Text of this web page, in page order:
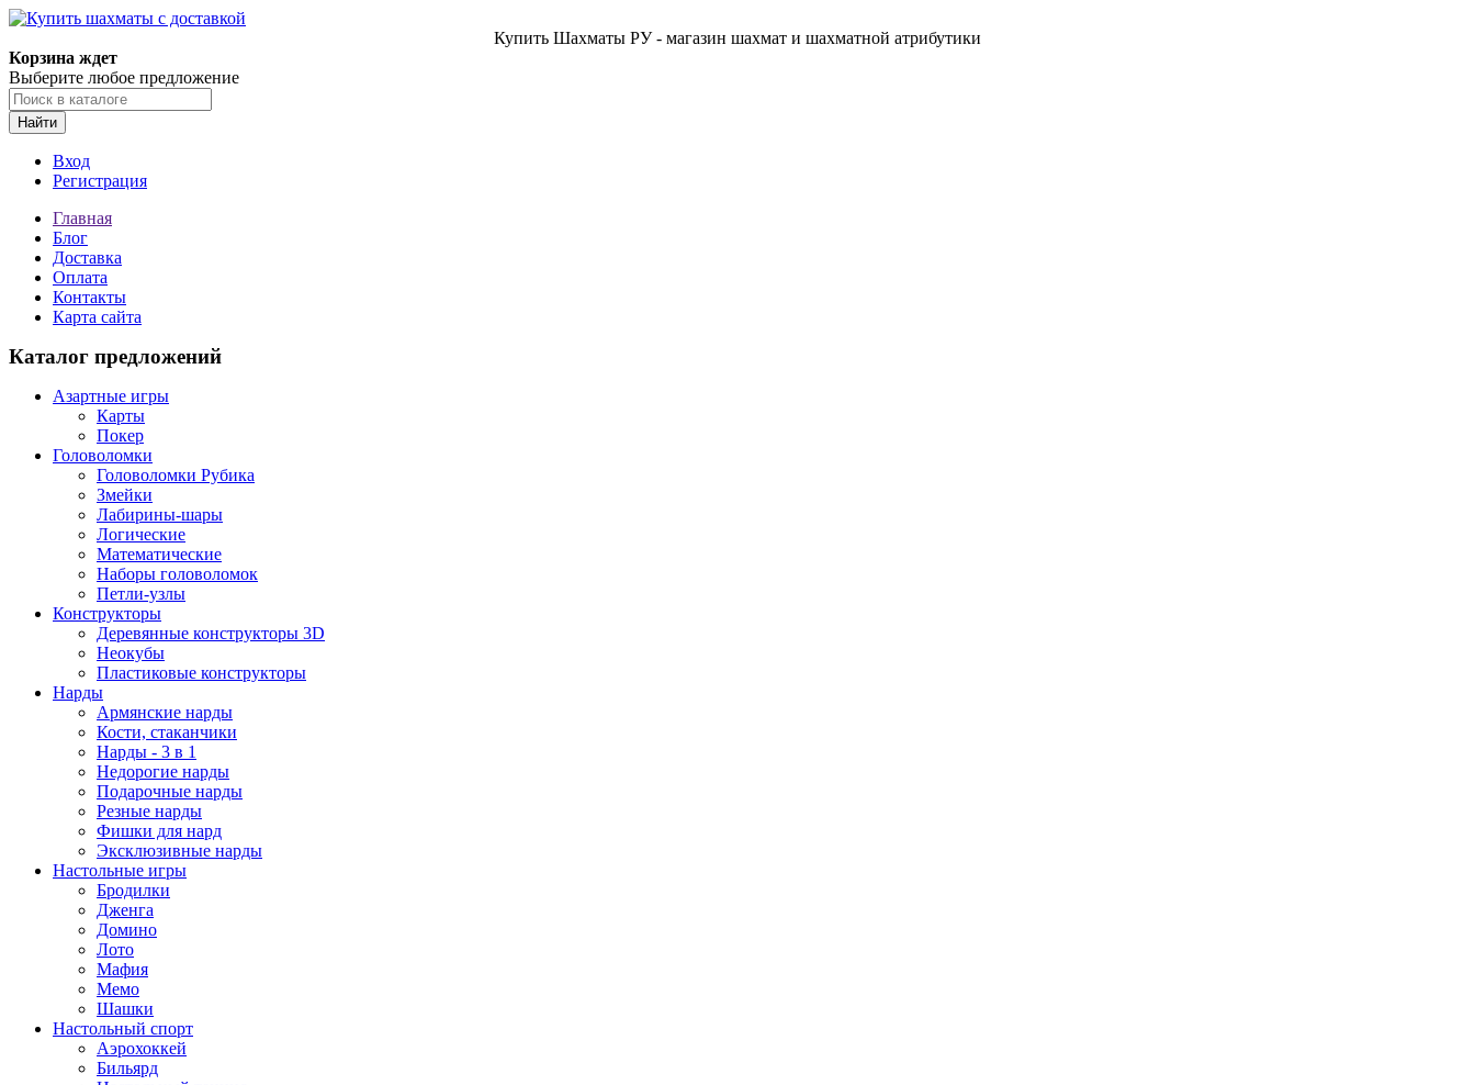
Купить Шахматы РУ - магазин шахмат и шахматной атрибутики
Корзина ждет
Выберите любое предложение
Найти
Вход
Регистрация
Главная
Блог
Доставка
Оплата
Контакты
Карта сайта
Каталог предложений
Азартные игры
Карты
Покер
Головоломки
Головоломки Рубика
Змейки
Лабирины-шары
Логические
Математические
Наборы головоломок
Петли-узлы
Конструкторы
Деревянные конструкторы 3D
Неокубы
Пластиковые конструкторы
Нарды
Армянские нарды
Кости, стаканчики
Нарды - 3 в 1
Недорогие нарды
Подарочные нарды
Резные нарды
Фишки для нард
Эксклюзивные нарды
Настольные игры
Бродилки
Дженга
Домино
Лото
Мафия
Мемо
Шашки
Настольный спорт
Аэрохоккей
Бильярд